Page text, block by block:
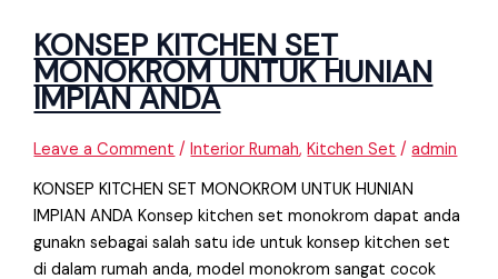
KONSEP KITCHEN SET
MONOKROM UNTUK HUNIAN
IMPIAN ANDA
Leave a Comment /Interior Rumah,Kitchen Set /admin
KONSEP KITCHEN SET MONOKROM UNTUK HUNIAN
IMPIAN ANDA Konsep kitchen set monokrom dapat anda
gunakn sebagai salah satu ide untuk konsep kitchen set
di dalam rumah anda, model monokrom sangat cocok